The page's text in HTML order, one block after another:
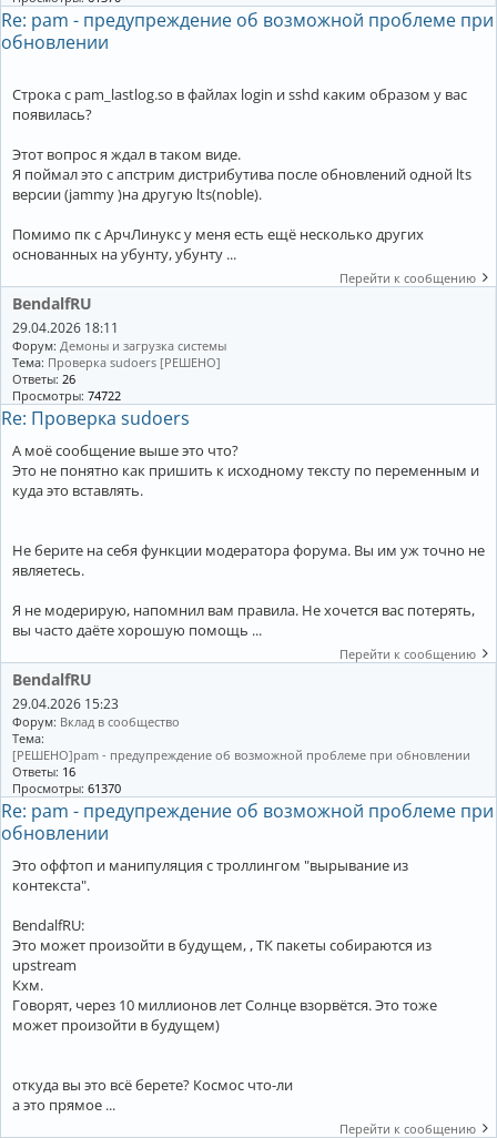
Re: pam - предупреждение об возможной проблеме при
обновлении
Строка с pam_lastlog.so в файлах login и sshd каким образом у вас
появилась?
Этот вопрос я ждал в таком виде.
Я поймал это с апстрим дистрибутива после обновлений одной lts
версии (jammy )на другую lts(noble).
Помимо пк с АрчЛинукс у меня есть ещё несколько других
основанных на убунту, убунту ...
Перейти к сообщению
BendalfRU
29.04.2026 18:11
Форум: Демоны и загрузка системы
Тема: Проверка sudoers [РЕШЕНО]
Ответы: 26
Просмотры: 74722
Re: Проверка sudoers
А моё сообщение выше это что?
Это не понятно как пришить к исходному тексту по переменным и
куда это вставлять.
Не берите на себя функции модератора форума. Вы им уж точно не
являетесь.
Я не модерирую, напомнил вам правила. Не хочется вас потерять,
вы часто даёте хорошую помощь ...
Перейти к сообщению
BendalfRU
29.04.2026 15:23
Форум: Вклад в сообщество
Тема:
[РЕШЕНО]pam - предупреждение об возможной проблеме при обновлении
Ответы: 16
Просмотры: 61370
Re: pam - предупреждение об возможной проблеме при
обновлении
Это оффтоп и манипуляция с троллингом "вырывание из
контекста".
BendalfRU:
Это может произойти в будущем, , ТК пакеты собираются из
upstream
Кхм.
Говорят, через 10 миллионов лет Солнце взорвётся. Это тоже
может произойти в будущем)
откуда вы это всё берете? Космос что-ли
а это прямое ...
Перейти к сообщению